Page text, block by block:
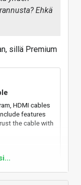
Ehkä
sillä Premium
HDMI cables
features
the cable with
HDMI 2.1